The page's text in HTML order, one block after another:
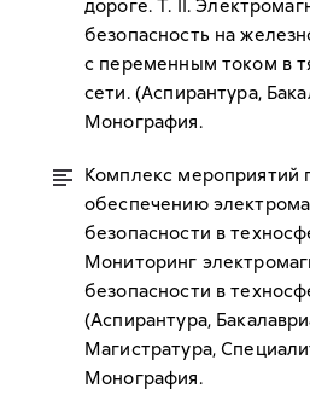
дороге. Т. II.
безопасность на
с переменным током в
сети. (Аспирантура,
Монография.
Комплекс мероприятий
обеспечению
безопасности в
Мониторинг
безопасности в
(Аспирантура,
Магистратура,
Монография.